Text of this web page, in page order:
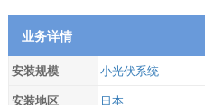
业务详情
安装规模
小光伏系统
安装地区
日本